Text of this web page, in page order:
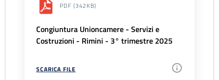
PDF (342KB)
Congiuntura Unioncamere - Servizi e
Costruzioni - Rimini - 3° trimestre 2025
SCARICA FILE